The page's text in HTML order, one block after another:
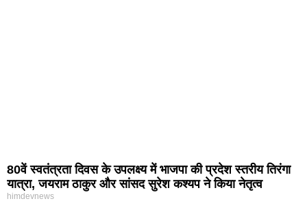
80वें स्वतंत्रता दिवस के उपलक्ष्य में भाजपा की प्रदेश स्तरीय तिरंगा
यात्रा, जयराम ठाकुर और सांसद सुरेश कश्यप ने किया नेतृत्व
himdevnews